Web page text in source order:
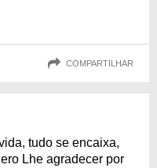
COMPARTILHAR
tudo se encaixa,
Lhe agradecer por